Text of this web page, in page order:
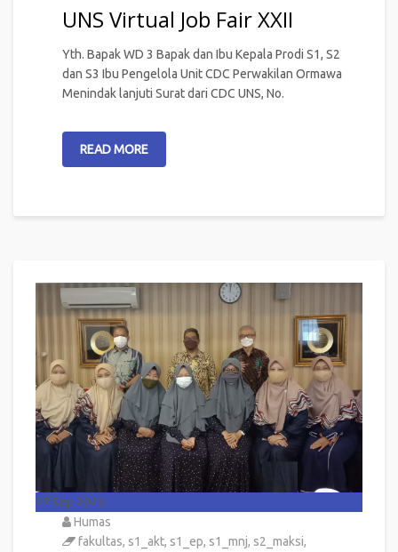
UNS Virtual Job Fair XXII
Yth. Bapak WD 3 Bapak dan Ibu Kepala Prodi S1, S2
dan S3 Ibu Pengelola Unit CDC Perwakilan Ormawa
Menindak lanjuti Surat dari CDC UNS, No.
READ MORE
27 Sep 2026
Humas
fakultas, s1_akt, s1_ep, s1_mnj, s2_maksi,